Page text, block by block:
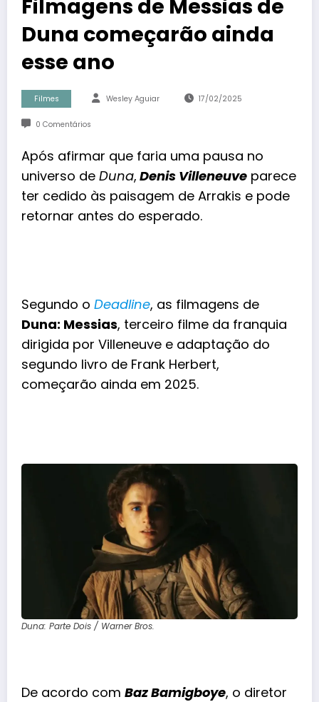
Filmagens de Messias de
Duna começarão ainda
esse ano
Filmes Wesley Aguiar 17/02/2025
0 Comentários
Após afirmar que faria uma pausa no
universo de Duna, Denis Villeneuve parece
ter cedido às paisagem de Arrakis e pode
retornar antes do esperado.
Segundo o Deadline, as filmagens de
Duna: Messias, terceiro filme da franquia
dirigida por Villeneuve e adaptação do
segundo livro de Frank Herbert,
começarão ainda em 2025.
Duna: Parte Dois / Warner Bros.
De acordo com Baz Bamigboye, o diretor